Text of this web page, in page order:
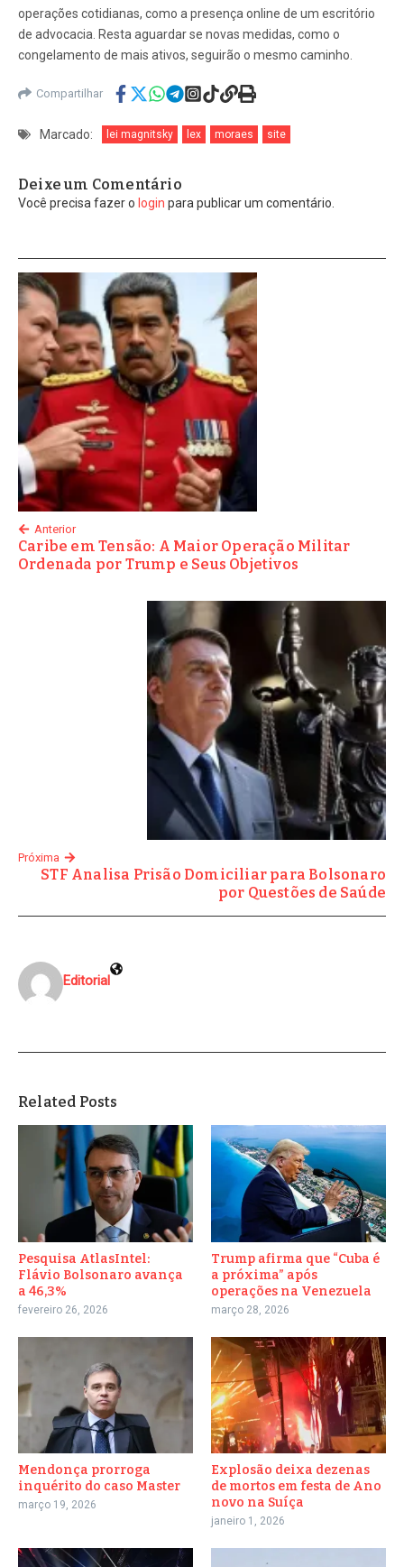
operações cotidianas, como a presença online de um escritório
de advocacia. Resta aguardar se novas medidas, como o
congelamento de mais ativos, seguirão o mesmo caminho.
Compartilhar
Marcado: lei magnitsky lex moraes site
Deixe um Comentário
Você precisa fazer o login para publicar um comentário.
Anterior
Caribe em Tensão: A Maior Operação Militar
Ordenada por Trump e Seus Objetivos
Próxima
STF Analisa Prisão Domiciliar para Bolsonaro
por Questões de Saúde
Editorial
Related Posts
Pesquisa AtlasIntel:
Flávio Bolsonaro avança
a 46,3%
fevereiro 26, 2026
Trump afirma que “Cuba é
a próxima” após
operações na Venezuela
março 28, 2026
Mendonça prorroga
inquérito do caso Master
março 19, 2026
Explosão deixa dezenas
de mortos em festa de Ano
novo na Suíça
janeiro 1, 2026